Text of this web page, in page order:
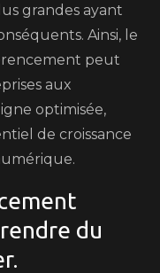
grandes ayant
Ainsi, le
peut
aux
optimisée,
de croissance
du